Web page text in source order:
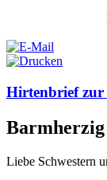
Hirtenbrief zur
Liebe Schwestern